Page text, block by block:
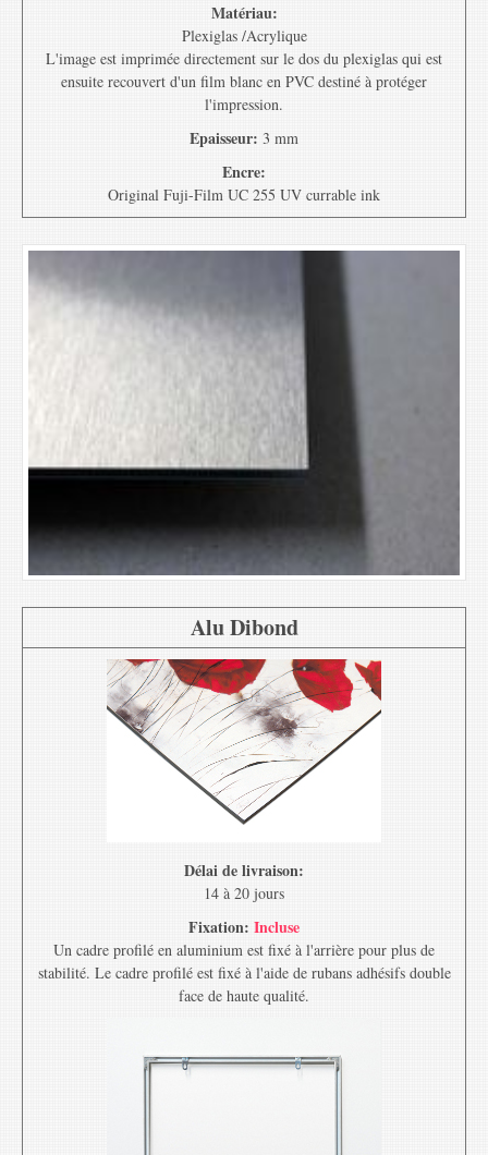
Matériau:
Plexiglas /Acrylique
L'image est imprimée directement sur le dos du plexiglas qui est
ensuite recouvert d'un film blanc en PVC destiné à protéger
l'impression.
Epaisseur: 3 mm
Encre:
Original Fuji-Film UC 255 UV currable ink
Alu Dibond
Délai de livraison:
14 à 20 jours
Fixation: Incluse
Un cadre profilé en aluminium est fixé à l'arrière pour plus de
stabilité. Le cadre profilé est fixé à l'aide de rubans adhésifs double
face de haute qualité.